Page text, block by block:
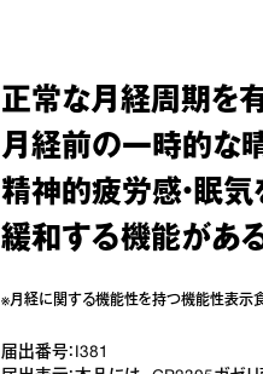
正常な月経周期を
月経前の一時的な
精神的疲労感・眠気
緩和する機能があ
※月経に関する機能性を持つ機能性表示
届出番号：I381